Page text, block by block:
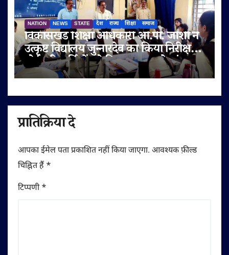
NATION NEWS STATE देश राज्य शिक्षा समाज
विकासखंड शिक्षा अधिकारी ओ.पी. जोशी ने
उत्कृष्ट विद्यालय जुन्नारदेव का किया निरीक्षण,
बोर्ड परीक्षार्थियों को दिए सफलता के मंत्र
प्रातिक्रिया दे
आपका ईमेल पता प्रकाशित नहीं किया जाएगा. आवश्यक फ़ील्ड
चिह्नित हैं *
टिप्पणी*